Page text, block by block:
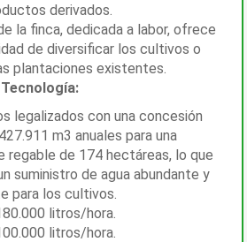
derivados.
la finca, dedicada a labor, ofrece
de diversificar los cultivos o
plantaciones existentes.
legalizados con una concesión
m3 anuales para una
regable de 174 hectáreas, lo que
suministro de agua abundante y
para los cultivos.
litros/hora.
litros/hora.